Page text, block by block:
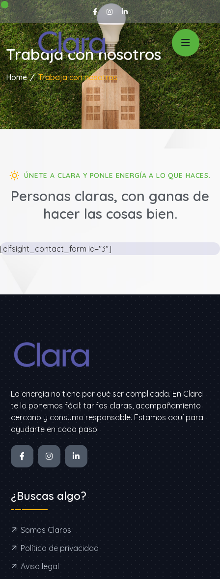
Trabaja con nosotros
Home Trabaja con nosotros
ÚNETE A CLARA Y PONLE ENERGÍA A LO QUE HACES.
Personas claras, con ganas de
hacer las cosas bien.
[elfsight_contact_form id="3"]
La energía no tiene por qué ser complicada. En Clara
te lo ponemos fácil: tarifas claras, acompañamiento
cercano y consumo responsable. Estamos aquí para
ayudarte en cada paso.
¿Buscas algo?
Somos Claros
Política de privacidad
Aviso legal